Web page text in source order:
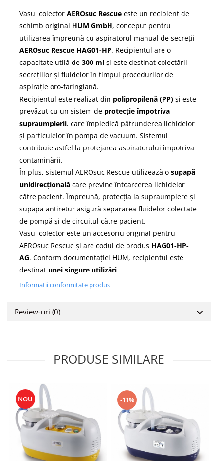
Vasul colector AEROsuc Rescue este un recipient de
schimb original HUM GmbH, conceput pentru
utilizarea împreună cu aspiratorul manual de secreții
AEROsuc Rescue HAG01-HP. Recipientul are o
capacitate utilă de 300 ml și este destinat colectării
secrețiilor și fluidelor în timpul procedurilor de
aspirație oro-faringiană.
Recipientul este realizat din polipropilenă (PP) și este
prevăzut cu un sistem de protecție împotriva
supraumplerii, care împiedică pătrunderea lichidelor
și particulelor în pompa de vacuum. Sistemul
contribuie astfel la protejarea aspiratorului împotriva
contaminării.
În plus, sistemul AEROsuc Rescue utilizează o supapă
unidirecțională care previne întoarcerea lichidelor
către pacient. Împreună, protecția la supraumplere și
supapa antiretur asigură separarea fluidelor colectate
de pompă și de circuitul către pacient.
Vasul colector este un accesoriu original pentru
AEROsuc Rescue și are codul de produs HAG01-HP-
AG. Conform documentației HUM, recipientul este
destinat unei singure utilizări.
Informatii conformitate produs
Review-uri (0)
PRODUSE SIMILARE
NOU -11%